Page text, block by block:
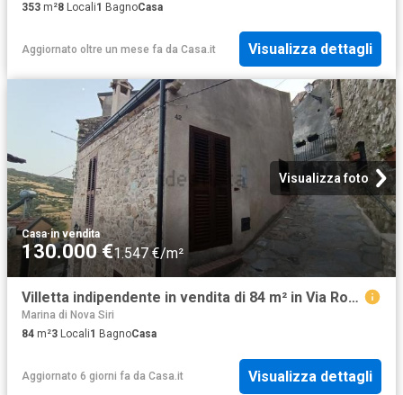
353 m²8 Locali1 BagnoCasa
Aggiornato oltre un mese fa da Casa.it Visualizza dettagli
Visualizza foto
Casa·in vendita
130.000 €1.547 €/m²
Villetta indipendente in vendita di 84 m² in Via Roma, 4
Marina di Nova Siri
84 m²3 Locali1 BagnoCasa
Aggiornato 6 giorni fa da Casa.it Visualizza dettagli